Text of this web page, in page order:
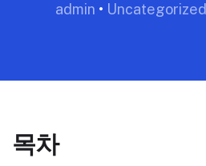
admin • Uncategorized
목차